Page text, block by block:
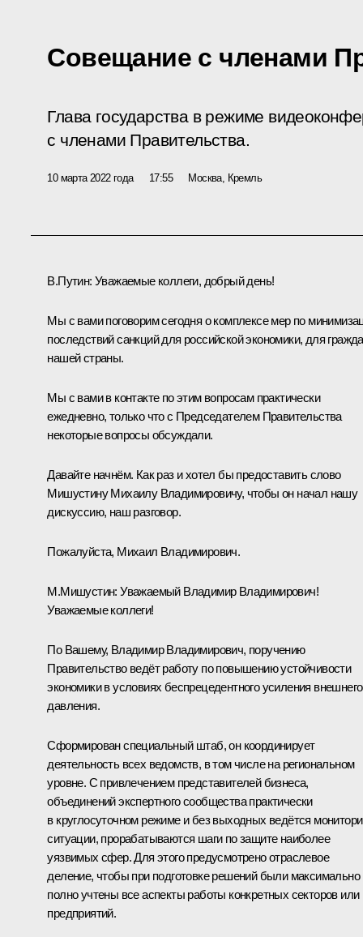
Совещание с членами
Глава государства в режиме
с членами Правительства.
10 марта 2022 года 17:55 Москва, Кремль
В.Путин: Уважаемые коллеги, добрый день!
Мы с вами поговорим сегодня о комплексе мер по
последствий санкций для российской экономики, для
нашей страны.
Мы с вами в контакте по этим вопросам практически
ежедневно, только что с Председателем Правительства
некоторые вопросы обсуждали.
Давайте начнём. Как раз и хотел бы предоставить слово
Мишустину Михаилу Владимировичу, чтобы он начал нашу
дискуссию, наш разговор.
Пожалуйста, Михаил Владимирович.
М.Мишустин: Уважаемый Владимир Владимирович!
Уважаемые коллеги!
По Вашему, Владимир Владимирович, поручению
Правительство ведёт работу по повышению устойчивости
экономики в условиях беспрецедентного усиления внешнего
давления.
Сформирован специальный штаб, он координирует
деятельность всех ведомств, в том числе на региональном
уровне. С привлечением представителей бизнеса,
объединений экспертного сообщества практически
в круглосуточном режиме и без выходных ведётся
ситуации, прорабатываются шаги по защите наиболее
уязвимых сфер. Для этого предусмотрено отраслевое
деление, чтобы при подготовке решений были максимально
полно учтены все аспекты работы конкретных секторов или
предприятий.